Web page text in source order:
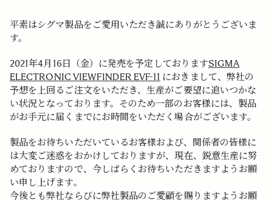
平素はシグマ製品をご愛用いただき誠にありがとうございま
す。
2021年4月16日（金）に発売を予定しておりますSIGMA
ELECTRONIC VIEWFINDER EVF-11 におきまして、弊社の
予想を上回るご注文をいただき、生産がご要望に追いつかな
い状況となっております。そのため一部のお客様には、製品
がお手元に届くまでにお時間をいただく場合がございます。
製品をお待ちいただいているお客様および、関係者の皆様に
は大変ご迷惑をおかけしておりますが、現在、鋭意生産に努
めておりますので、今しばらくお待ちいただきますようお願
い申し上げます。
今後とも弊社ならびに弊社製品のご愛顧を賜りますようお願